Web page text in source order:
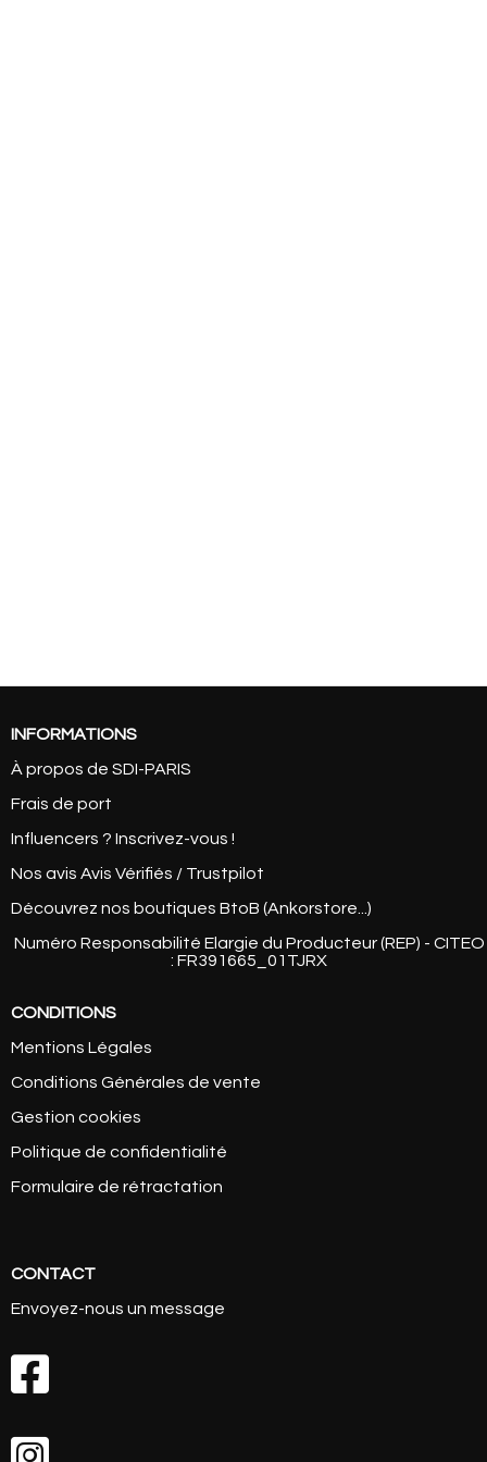
INFORMATIONS
À propos de SDI-PARIS
Frais de port
Influencers ? Inscrivez-vous !
Nos avis Avis Vérifiés / Trustpilot
Découvrez nos boutiques BtoB (Ankorstore...)
Numéro Responsabilité Elargie du Producteur (REP) - CITEO
: FR391665_01TJRX
CONDITIONS
Mentions Légales
Conditions Générales de vente
Gestion cookies
Politique de confidentialité
Formulaire de rétractation
CONTACT
Envoyez-nous un message
